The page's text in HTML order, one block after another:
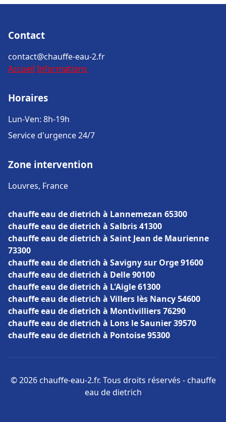
Contact
contact@chauffe-eau-2.fr
Accueil Informations
Horaires
Lun-Ven: 8h-19h
Service d'urgence 24/7
Zone intervention
Louvres, France
chauffe eau de dietrich à Lannemezan 65300
chauffe eau de dietrich à Salbris 41300
chauffe eau de dietrich à Saint Jean de Maurienne
73300
chauffe eau de dietrich à Savigny sur Orge 91600
chauffe eau de dietrich à Delle 90100
chauffe eau de dietrich à L'Aigle 61300
chauffe eau de dietrich à Villers lès Nancy 54600
chauffe eau de dietrich à Montivilliers 76290
chauffe eau de dietrich à Lons le Saunier 39570
chauffe eau de dietrich à Pontoise 95300
© 2026 chauffe-eau-2.fr. Tous droits réservés - chauffe
eau de dietrich